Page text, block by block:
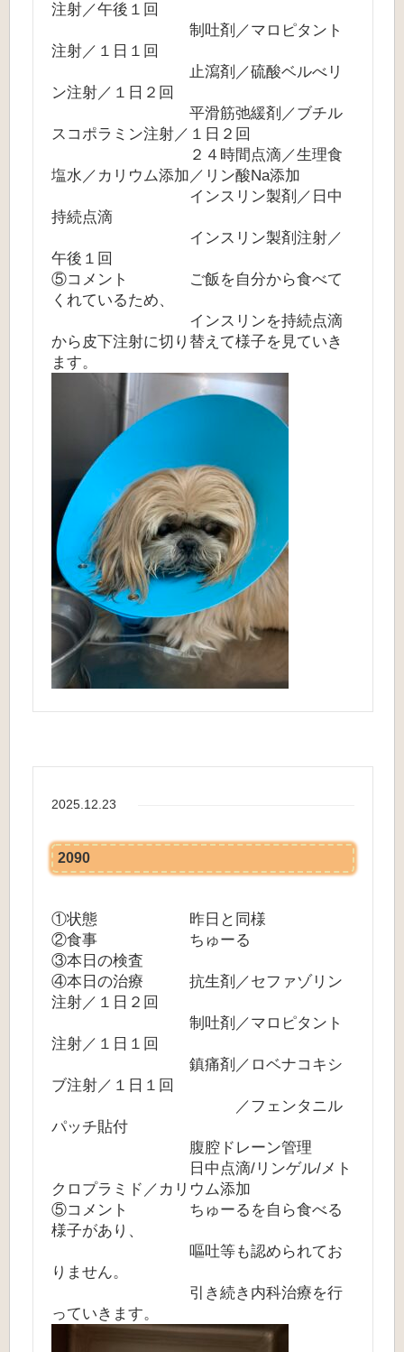
注射／午後１回
制吐剤／マロピタント
注射／１日１回
止瀉剤／硫酸ベルべリ
ン注射／１日２回
平滑筋弛緩剤／ブチル
スコポラミン注射／１日２回
２４時間点滴／生理食
塩水／カリウム添加／リン酸Na添加
インスリン製剤／日中
持続点滴
インスリン製剤注射／
午後１回
⑤コメント ご飯を自分から食べて
くれているため、
インスリンを持続点滴
から皮下注射に切り替えて様子を見ていき
ます。
2025.12.23
2090
①状態 昨日と同様
②食事 ちゅーる
③本日の検査
④本日の治療 抗生剤／セファゾリン
注射／１日２回
制吐剤／マロピタント
注射／１日１回
鎮痛剤／ロベナコキシ
ブ注射／１日１回
／フェンタニル
パッチ貼付
腹腔ドレーン管理
日中点滴/リンゲル/メト
クロプラミド／カリウム添加
⑤コメント ちゅーるを自ら食べる
様子があり、
嘔吐等も認められてお
りません。
引き続き内科治療を行
っていきます。